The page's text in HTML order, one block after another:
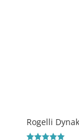
Rogelli